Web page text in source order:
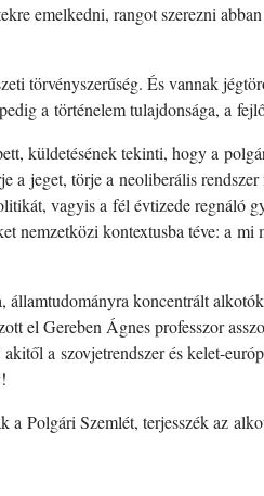
emelkedni, rangot szerezni
törvényszerűség. És vannak
a történelem tulajdonsága, a
küldetésének tekinti, hogy a
a jeget, törje a neoliberális
vagyis a fél évtizede regnáló
nemzetközi kontextusba téve: a mi
államtudományra koncentrált
el Gereben Ágnes professzor
a szovjetrendszer és kelet-
Polgári Szemlét, terjesszék az